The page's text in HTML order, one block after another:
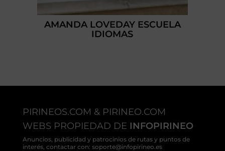
AMANDA LOVEDAY ESCUELA
IDIOMAS
PIRINEOS.COM & PIRINEO.COM
WEBS PROPIEDAD DE INFOPIRINEO
Anuncios, publicidad y patrocinios de rutas y puntos de
interés, contactar con: soporte@infopirineo.es